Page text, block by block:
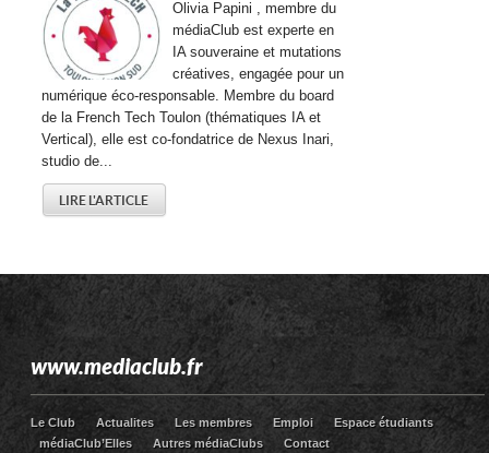
Olivia Papini , membre du
médiaClub est experte en
IA souveraine et mutations
créatives, engagée pour un
numérique éco-responsable. Membre du board
de la French Tech Toulon (thématiques IA et
Vertical), elle est co-fondatrice de Nexus Inari,
studio de...
LIRE L'ARTICLE
www.mediaclub.fr
Le Club Actualites Les membres Emploi
Espace étudiants
médiaClub’Elles
Autres médiaClubs Contact